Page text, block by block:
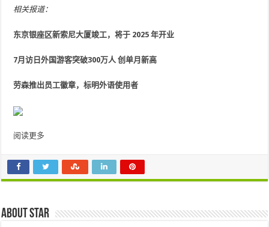
相关报道：
东京银座区新索尼大厦竣工，将于 2025 年开业
7月访日外国游客突破300万人 创单月新高
劳森推出员工徽章，标明外语使用者
阅读更多
About star